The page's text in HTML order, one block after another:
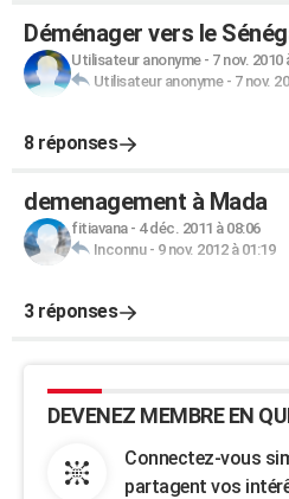
Déménager vers le
Utilisateur anonyme- 7 nov. 2010
Utilisateur anonyme- 7 nov.
8 réponses
demenagement à Mada
fitiavana- 4 déc. 2011 à 08:06
Inconnu- 9 nov. 2012 à 01:19
3 réponses
DEVENEZ MEMBRE EN
Connectez-vous
partagent vos